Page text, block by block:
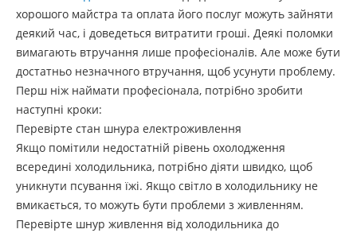
хорошого майстра та оплата його послуг можуть зайняти
деякий час, і доведеться витратити гроші. Деякі поломки
вимагають втручання лише професіоналів. Але може бути
достатньо незначного втручання, щоб усунути проблему.
Перш ніж наймати професіонала, потрібно зробити
наступні кроки:
Перевірте стан шнура електроживлення
Якщо помітили недостатній рівень охолодження
всередині холодильника, потрібно діяти швидко, щоб
уникнути псування їжі. Якщо світло в холодильнику не
вмикається, то можуть бути проблеми з живленням.
Перевірте шнур живлення від холодильника до